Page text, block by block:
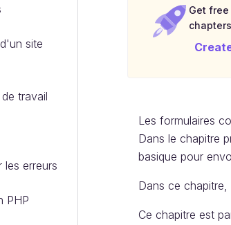
site
travail
les erreurs
PHP
Get
Les formulaires
Dans le chapitre
basique pour
Dans ce
Ce chapitre est